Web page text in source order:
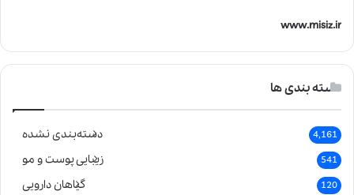
www.misiz.ir
دسته بندی ها
دسته‌بندی نشده 4,161
زیبایی پوست و مو 541
گیاهان دارویی 120